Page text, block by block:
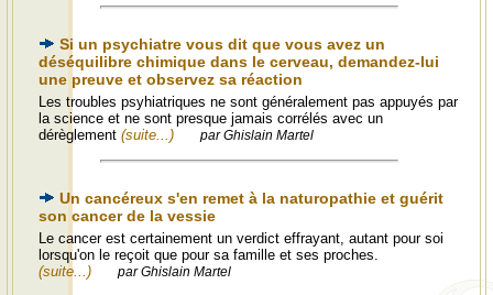
Si un psychiatre vous dit que vous avez un
déséquilibre chimique dans le cerveau, demandez-lui
une preuve et observez sa réaction
Les troubles psyhiatriques ne sont généralement pas appuyés par
la science et ne sont presque jamais corrélés avec un
dérèglement (suite...) par Ghislain Martel
Un cancéreux s'en remet à la naturopathie et guérit
son cancer de la vessie
Le cancer est certainement un verdict effrayant, autant pour soi
lorsqu'on le reçoit que pour sa famille et ses proches.
(suite...)
par Ghislain Martel